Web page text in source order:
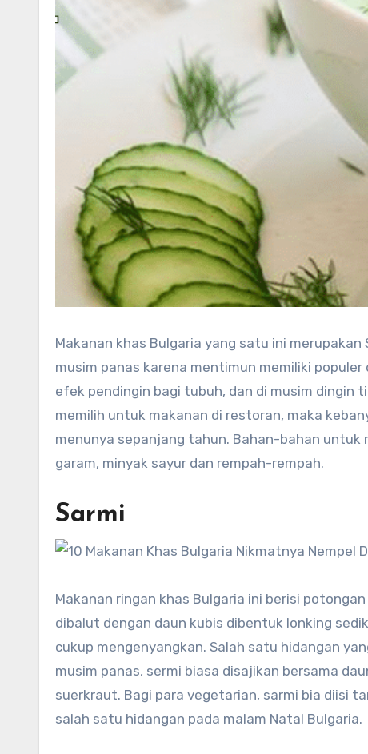
Makanan khas Bulgaria yang satu ini
musim panas karena mentimun memiliki
efek pendingin bagi tubuh, dan di musim dingin
memilih untuk makanan di restoran, maka
menunya sepanjang tahun. Bahan-bahan
garam, minyak sayur dan rempah-rempah.
Sarmi
Makanan ringan khas Bulgaria ini berisi
dibalut dengan daun kubis dibentuk lonking
cukup mengenyangkan. Salah satu hidangan
musim panas, sermi biasa disajikan bersama
suerkraut. Bagi para vegetarian, sarmi bia diisi
salah satu hidangan pada malam Natal Bulgaria.